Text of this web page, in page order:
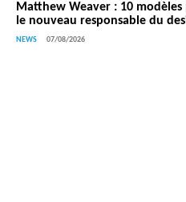
Matthew Weaver : 10
le nouveau responsable du
NEWS 07/08/2026